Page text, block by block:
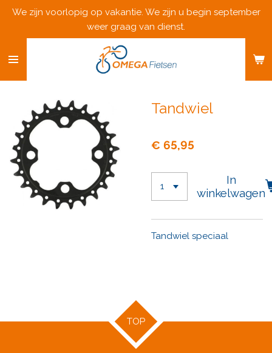
Ga
de
We zijn voorlopig op vakantie. We zijn u begin september
weer graag van dienst.
Tandwiel
€ 65,95
In
winkelwagen
Tandwiel speciaal
TOP